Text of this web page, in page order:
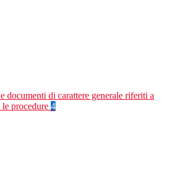
documenti di carattere generale riferiti a
le procedure 4